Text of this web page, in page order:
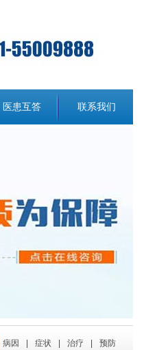
医患互答 联系我们
病因 症状 治疗 预防